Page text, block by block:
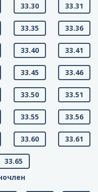
33.30 33.31
33.35 33.36
33.40 33.41
33.45 33.46
33.50 33.51
33.55 33.56
33.60 33.61
33.65